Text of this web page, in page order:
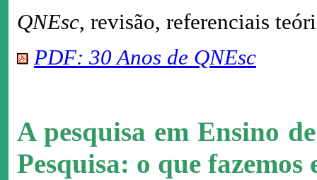
QNEsc, revisão, referenciais
PDF: 30 Anos de QNEsc
A pesquisa em Ensino
Pesquisa: o que fazemos